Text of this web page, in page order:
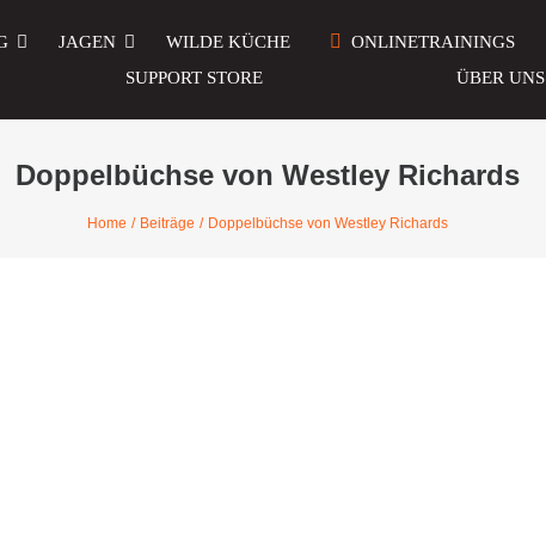
JAGEN WILDE KÜCHE ONLINETRAININGS
SUPPORT STORE ÜBER UNS
Doppelbüchse von Westley Richards
Home Beiträge Doppelbüchse von Westley Richards